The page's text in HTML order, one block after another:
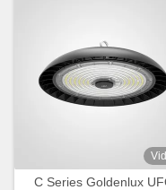
C Series Goldenlux